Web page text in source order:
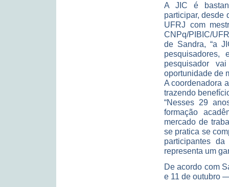
A JIC é
participar, desde
UFRJ com
CNPq/PIBIC/
de Sandra, “a
pesquisador
oportunidade de
A coordenadora
trazendo
“Nesses 29
formação
mercado de
se pratica se
participantes
representa um
De acordo com
e 11 de outubro